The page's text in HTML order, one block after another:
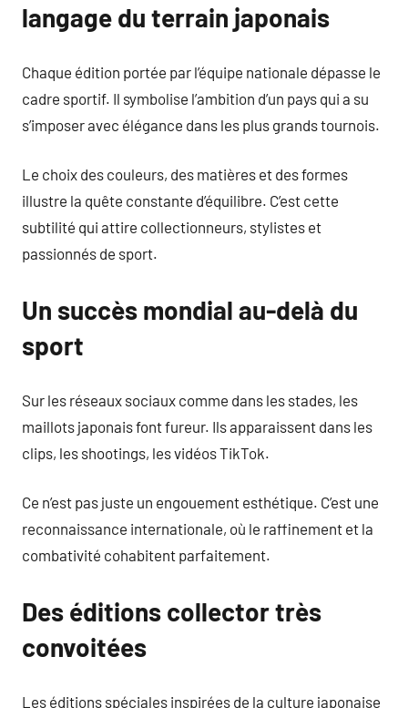
langage du terrain japonais
Chaque édition portée par l’équipe nationale dépasse le
cadre sportif. Il symbolise l’ambition d’un pays qui a su
s’imposer avec élégance dans les plus grands tournois.
Le choix des couleurs, des matières et des formes
illustre la quête constante d’équilibre. C’est cette
subtilité qui attire collectionneurs, stylistes et
passionnés de sport.
Un succès mondial au-delà du
sport
Sur les réseaux sociaux comme dans les stades, les
maillots japonais font fureur. Ils apparaissent dans les
clips, les shootings, les vidéos TikTok.
Ce n’est pas juste un engouement esthétique. C’est une
reconnaissance internationale, où le raffinement et la
combativité cohabitent parfaitement.
Des éditions collector très
convoitées
Les éditions spéciales inspirées de la culture japonaise